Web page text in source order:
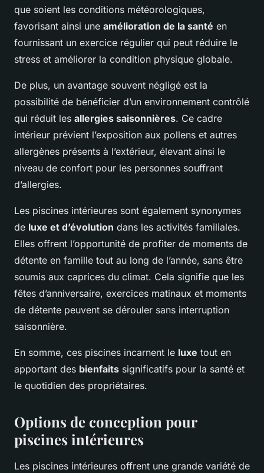
que soient les conditions météorologiques,
favorisant ainsi une amélioration de la santé en
fournissant un exercice régulier qui peut réduire le
stress et améliorer la condition physique globale.
De plus, un avantage souvent négligé est la
possibilité de bénéficier d’un environnement contrôlé
qui réduit les allergies saisonnières. Ce cadre
intérieur prévient l’exposition aux pollens et autres
allergènes présents à l’extérieur, élevant ainsi le
niveau de confort pour les personnes souffrant
d’allergies.
Les piscines intérieures sont également synonymes
de luxe et d’évolution dans les activités familiales.
Elles offrent l’opportunité de profiter de moments de
détente en famille tout au long de l’année, sans être
soumis aux caprices du climat. Cela signifie que les
fêtes d’anniversaire, exercices matinaux et moments
de détente peuvent se dérouler sans interruption
saisonnière.
En somme, ces piscines incarnent le luxe tout en
apportant des bienfaits significatifs pour la santé et
le quotidien des propriétaires.
Options de conception pour
piscines intérieures
Les piscines intérieures offrent une grande variété de